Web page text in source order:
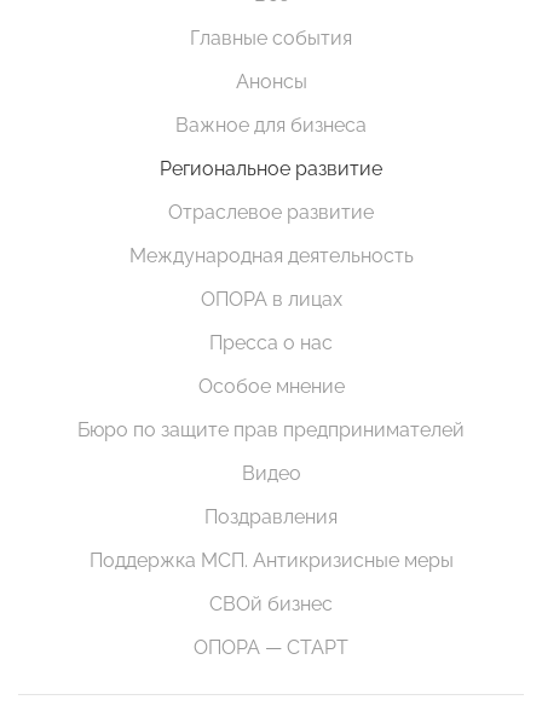
Главные события
Анонсы
Важное для бизнеса
Региональное развитие
Отраслевое развитие
Международная деятельность
ОПОРА в лицах
Пресса о нас
Особое мнение
Бюро по защите прав предпринимателей
Видео
Поздравления
Поддержка МСП. Антикризисные меры
СВОй бизнес
ОПОРА — СТАРТ